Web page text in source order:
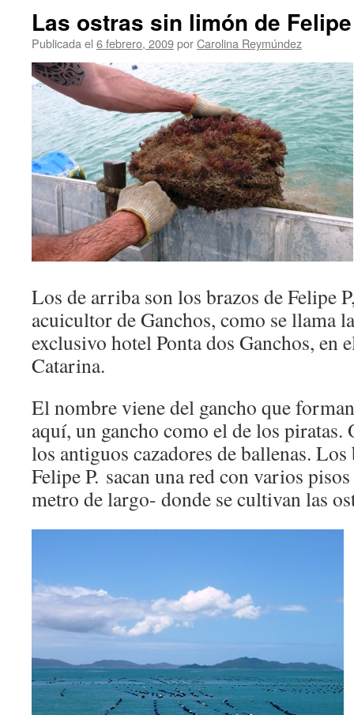
Las ostras sin limón de
Publicada el 6 febrero, 2009porCarolina Reymúndez
Los de arriba son los brazos de Felipe
acuicultor de Ganchos, como se llama
exclusivo hotel Ponta dos Ganchos, en
Catarina.
El nombre viene del gancho que
aquí, un gancho como el de los piratas.
los antiguos cazadores de ballenas.
Felipe P. sacan una red con varios
metro de largo- donde se cultivan las